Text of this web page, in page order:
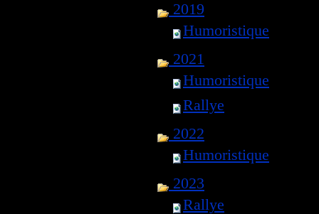
2019
Humoristique
2021
Humoristique
Rallye
2022
Humoristique
2023
Rallye